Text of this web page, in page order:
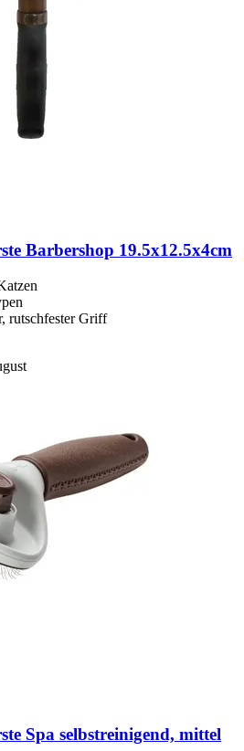
Barbershop 19.5x12.5x4cm
rutschfester Griff
Spa selbstreinigend, mittel